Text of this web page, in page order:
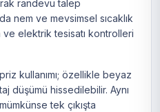
randevu talep
nem ve mevsimsel sıcaklık
elektrik tesisatı kontrolleri
kullanımı; özellikle beyaz
düşümü hissedilebilir. Aynı
tek çıkışta